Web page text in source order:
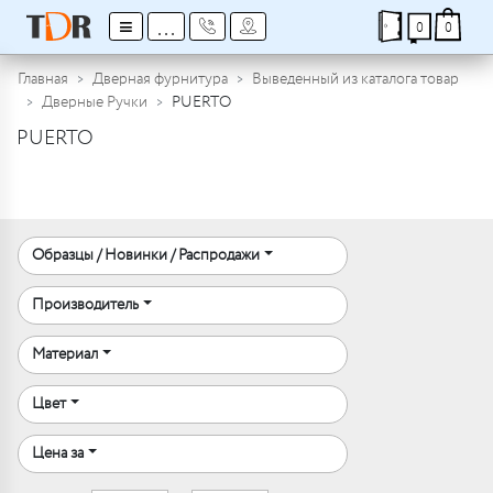
≡ ... 0 0
Главная Дверная фурнитура
Выведенный из каталога товар
Дверные Ручки
PUERTO
PUERTO
Образцы / Новинки / Распродажи
Производитель
Материал
Цвет
Цена за